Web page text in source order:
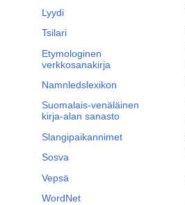
Lyydi
Tsilari
Etymologinen
verkkosanakirja
Namnledslexikon
Suomalais-venäläinen
kirja-alan sanasto
Slangipaikannimet
Sosva
Vepsä
WordNet